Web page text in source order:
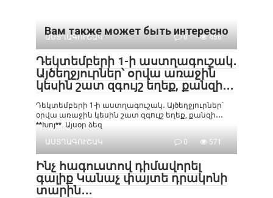
Вам также может быть интересно
ԱՍՏՂԱԳՈՒՇԱԿ 0 466
Դեկտեմբերի 1-ի աստղագուշակ․
Այծեղջյուրներ՝ օրվա առաջին
կեսին շատ զգույշ եղեք, քանզի․․․
Դեկտեմբերի 1-ի աստղագուշակ․ Այծեղջյուրներ՝
օրվա առաջին կեսին շատ զգույշ եղեք, քանզի․․․
**Խոյ**. Այսօր ձեզ
ԱՍՏՂԱԳՈՒՇԱԿ
0 571
Ինչ հագուստով դիմավորել
գալիք Կանաչ փայտե դրակոնի
տարին․․․